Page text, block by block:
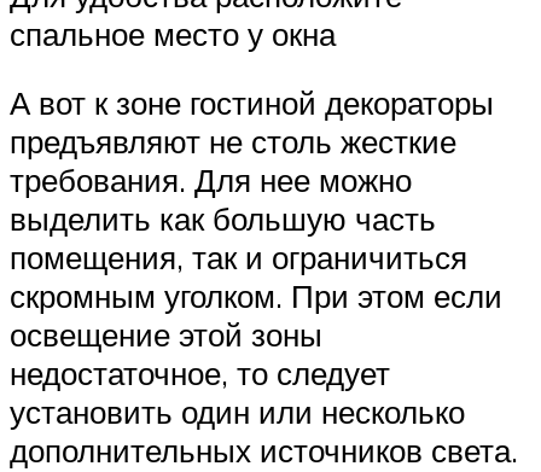
спальное место у окна
А вот к зоне гостиной декораторы
предъявляют не столь жесткие
требования. Для нее можно
выделить как большую часть
помещения, так и ограничиться
скромным уголком. При этом если
освещение этой зоны
недостаточное, то следует
установить один или несколько
дополнительных источников света.